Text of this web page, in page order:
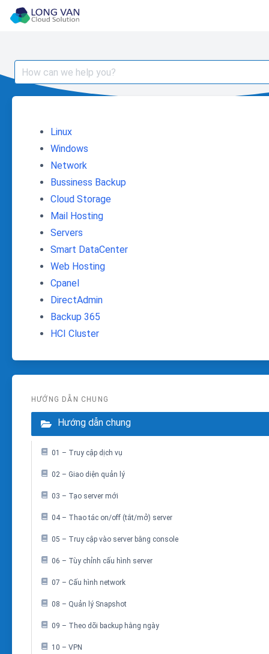
Skip
Search
for:
Linux
Windows
Network
Bussiness Backup
Cloud Storage
Mail Hosting
Servers
Smart DataCenter
Web Hosting
Cpanel
DirectAdmin
Backup 365
HCI Cluster
HƯỚNG DẪN CHUNG
Hướng dẫn chung
01 – Truy cập dịch vụ
02 – Giao diện quản lý
03 – Tạo server mới
04 – Thao tác on/off (tắt/mở) server
05 – Truy cập vào server bằng console
06 – Tùy chỉnh cấu hình server
07 – Cấu hình network
08 – Quản lý Snapshot
09 – Theo dõi backup hằng ngày
10 – VPN